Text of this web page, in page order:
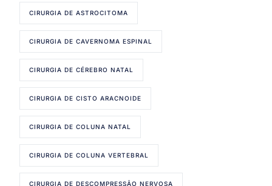
CIRURGIA DE ASTROCITOMA
CIRURGIA DE CAVERNOMA ESPINAL
CIRURGIA DE CÉREBRO NATAL
CIRURGIA DE CISTO ARACNOIDE
CIRURGIA DE COLUNA NATAL
CIRURGIA DE COLUNA VERTEBRAL
CIRURGIA DE DESCOMPRESSÃO NERVOSA